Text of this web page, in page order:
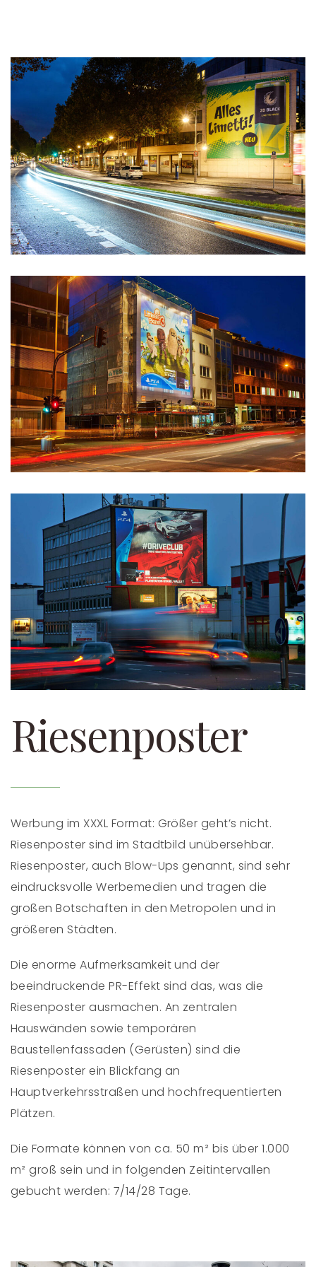
Riesenposter
Werbung im XXXL Format: Größer geht’s nicht.
Riesenposter sind im Stadtbild unübersehbar.
Riesenposter, auch Blow-Ups genannt, sind sehr
eindrucksvolle Werbemedien und tragen die
großen Botschaften in den Metropolen und in
größeren Städten.
Die enorme Aufmerksamkeit und der
beeindruckende PR-Effekt sind das, was die
Riesenposter ausmachen. An zentralen
Hauswänden sowie temporären
Baustellenfassaden (Gerüsten) sind die
Riesenposter ein Blickfang an
Hauptverkehrsstraßen und hochfrequentierten
Plätzen.
Die Formate können von ca. 50 m² bis über 1.000
m² groß sein und in folgenden Zeitintervallen
gebucht werden: 7/14/28 Tage.